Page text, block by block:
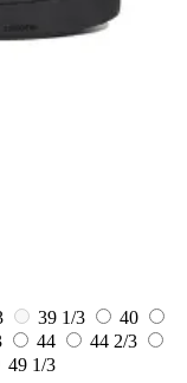
39 1/3
40
44
44 2/3
49 1/3